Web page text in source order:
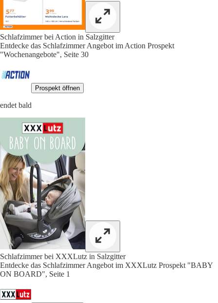
Schlafzimmer bei Action in Salzgitter
Entdecke das Schlafzimmer Angebot im Action Prospekt
"Wochenangebote", Seite 30
Prospekt öffnen
endet bald
Schlafzimmer bei XXXLutz in Salzgitter
Entdecke das Schlafzimmer Angebot im XXXLutz Prospekt "BABY
ON BOARD", Seite 1